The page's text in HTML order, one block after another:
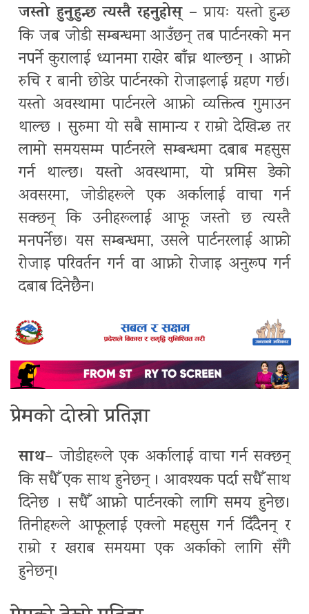
जस्तो हुनुहुन्छ त्यस्तै रहनुहोस् – प्रायः यस्तो हुन्छ
कि जब जोडी सम्बन्धमा आउँछन् तब पार्टनरको मन
नपर्ने कुरालाई ध्यानमा राखेर बाँच्न थाल्छन् । आफ्नो
रुचि र बानी छोडेर पार्टनरको रोजाइलाई ग्रहण गर्छ।
यस्तो अवस्थामा पार्टनरले आफ्नो व्यक्तित्व गुमाउन
थाल्छ । सुरुमा यो सबै सामान्य र राम्रो देखिन्छ तर
लामो समयसम्म पार्टनरले सम्बन्धमा दबाब महसुस
गर्न थाल्छ। यस्तो अवस्थामा, यो प्रमिस डेको
अवसरमा, जोडीहरूले एक अर्कालाई वाचा गर्न
सक्छन् कि उनीहरूलाई आफू जस्तो छ त्यस्तै
मनपर्नेछ। यस सम्बन्धमा, उसले पार्टनरलाई आफ्नो
रोजाइ परिवर्तन गर्न वा आफ्नो रोजाइ अनुरूप गर्न
दबाब दिनेछैन।
प्रेमको दोस्रो प्रतिज्ञा
साथ– जोडीहरूले एक अर्कालाई वाचा गर्न सक्छन्
कि सधैँ एक साथ हुनेछन् । आवश्यक पर्दा सधैँ साथ
दिनेछ । सधैँ आफ्नो पार्टनरको लागि समय हुनेछ।
तिनीहरूले आफूलाई एक्लो महसुस गर्न दिँदैनन् र
राम्रो र खराब समयमा एक अर्काको लागि सँगै
हुनेछन्।